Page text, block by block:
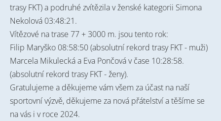
trasy FKT) a podruhé zvítězila v ženské kategorii Simona
Nekolová 03:48:21.
Vítězové na trase 77 + 3000 m. jsou tento rok:
Filip Maryško 08:58:50 (absolutní rekord trasy FKT - muži)
Marcela Mikulecká a Eva Pončová v čase 10:28:58.
(absolutní rekord trasy FKT - ženy).
Gratulujeme a děkujeme vám všem za účast na naší
sportovní výzvě, děkujeme za nová přátelství a těšíme se
na vás i v roce 2024.